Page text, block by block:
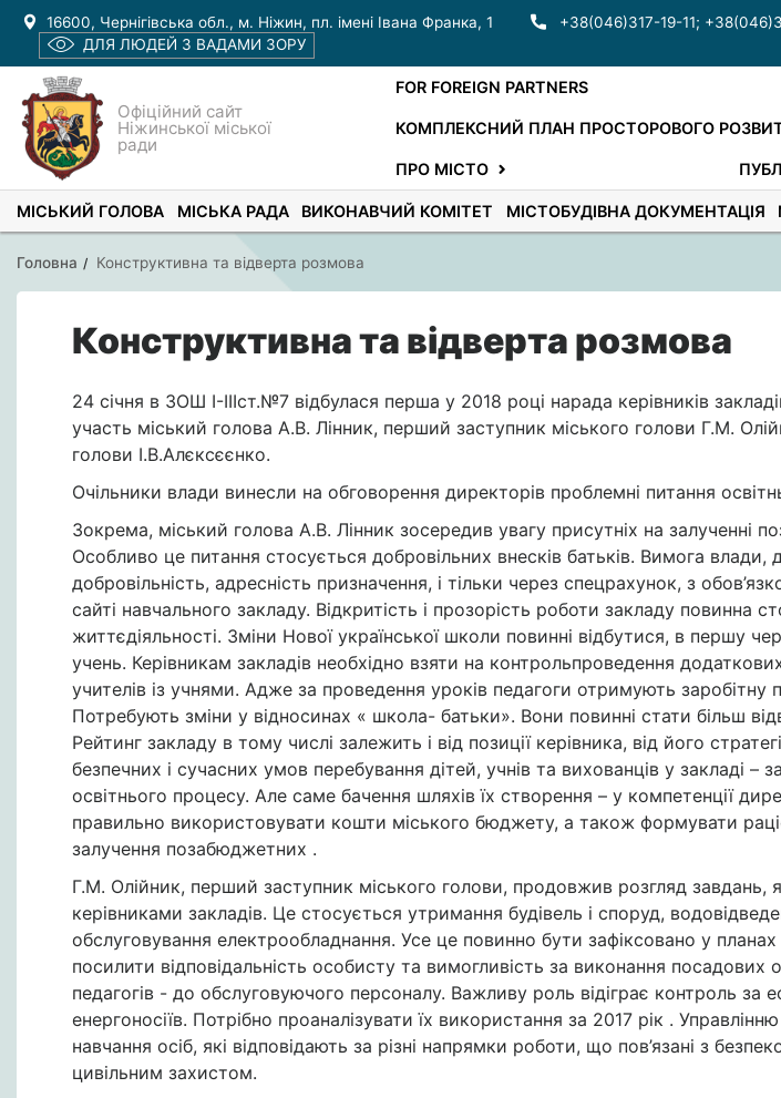
16600, Чернігівська обл., м. Ніжин, пл. імені Івана Франка, 1 +38(046)317-19-11;
ДЛЯ ЛЮДЕЙ З ВАДАМИ ЗОРУ
Офіційний сайт
Ніжинської міської
ради
FOR FOREIGN PARTNERS
КОМПЛЕКСНИЙ ПЛАН ПРОСТОРОВОГО
ПРО МІСТО
МІСЬКИЙ ГОЛОВА МІСЬКА РАДА ВИКОНАВЧИЙ КОМІТЕТ МІСТОБУДІВНА ДОКУМЕНТАЦІЯ
Головна Конструктивна та відверта розмова
Конструктивна та відверта розмова
24 січня в ЗОШ І-ІІІст.№7 відбулася перша у 2018 році нарада керівників
участь міський голова А.В. Лінник, перший заступник міського голови Г.М.
голови І.В.Алєксєєнко.
Очільники влади винесли на обговорення директорів проблемні питання
Зокрема, міський голова А.В. Лінник зосередив увагу присутніх на залученні
Особливо це питання стосується добровільних внесків батьків. Вимога влади,
добровільність, адресність призначення, і тільки через спецрахунок, з
сайті навчального закладу. Відкритість і прозорість роботи закладу повинна
життєдіяльності. Зміни Нової української школи повинні відбутися, в першу
учень. Керівникам закладів необхідно взяти на контрольпроведення
учителів із учнями. Адже за проведення уроків педагоги отримують заробітну
Потребують зміни у відносинах « школа- батьки». Вони повинні стати більш
Рейтинг закладу в тому числі залежить і від позиції керівника, від його
безпечних і сучасних умов перебування дітей, учнів та вихованців у закладі –
освітнього процесу. Але саме бачення шляхів їх створення – у компетенції
правильно використовувати кошти міського бюджету, а також формувати
залучення позабюджетних .
Г.М. Олійник, перший заступник міського голови, продовжив розгляд завдань,
керівниками закладів. Це стосується утримання будівель і споруд,
обслуговування електрообладнання. Усе це повинно бути зафіксовано у
посилити відповідальність особисту та вимогливість за виконання посадових
педагогів - до обслуговуючого персоналу. Важливу роль відіграє контроль за
енергоносіїв. Потрібно проаналізувати їх використання за 2017 рік .
навчання осіб, які відповідають за різні напрямки роботи, що пов’язані з
цивільним захистом.